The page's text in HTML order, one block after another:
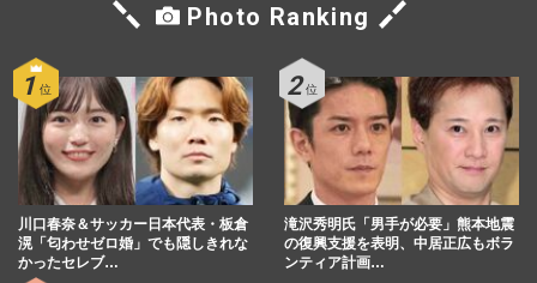
Photo Ranking
川口春奈＆サッカー日本代表・板倉
滉「匂わせゼロ婚」でも隠しきれな
かったセレブ…
滝沢秀明氏「男手が必要」熊本地震
の復興支援を表明、中居正広もボラ
ンティア計画…